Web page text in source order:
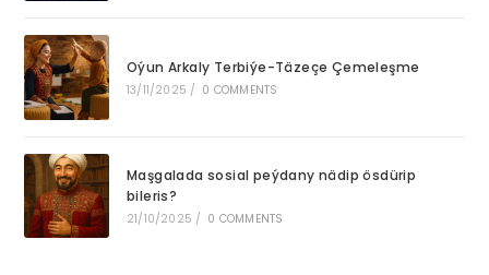
Oýun Arkaly Terbiýe-Täzeçe Çemeleşme
13/11/2025 / 0 COMMENTS
Maşgalada sosial peýdany nädip ösdürip
bileris?
21/10/2025 / 0 COMMENTS